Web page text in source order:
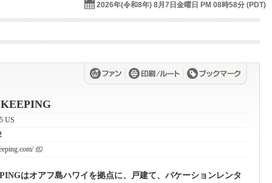
2026年(令和8年) 8月7日金曜日 PM 08時58分 (PDT)
US
はオアフ島ハワイを拠点に、戸建て、バケーションレンタ